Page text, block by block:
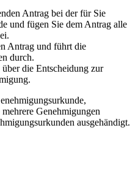
Antrag bei der für Sie
und fügen Sie dem Antrag alle
Antrag und führt die
durch.
die Entscheidung zur
Genehmigungen
ausgehändigt.